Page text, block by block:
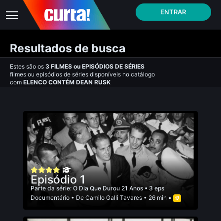
ENTRAR
Resultados de busca
Estes são os 3 FILMES ou EPISÓDIOS DE SÉRIES
filmes ou episódios de séries disponíveis no catálogo
com ELENCO CONTÉM DEAN RUSK
Episódio 1
Parte da série: O Dia Que Durou 21 Anos • 3 eps
Documentário • De Camilo Galli Tavares • 26 min •